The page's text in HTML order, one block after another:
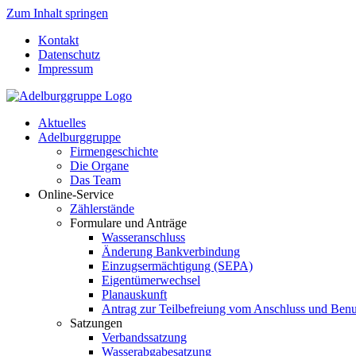
Zum Inhalt springen
Kontakt
Datenschutz
Impressum
Aktuelles
Adelburggruppe
Firmengeschichte
Die Organe
Das Team
Online-Service
Zählerstände
Formulare und Anträge
Wasseranschluss
Änderung Bankverbindung
Einzugsermächtigung (SEPA)
Eigentümerwechsel
Planauskunft
Antrag zur Teilbefreiung vom Anschluss und
Satzungen
Verbandssatzung
Wasserabgabesatzung